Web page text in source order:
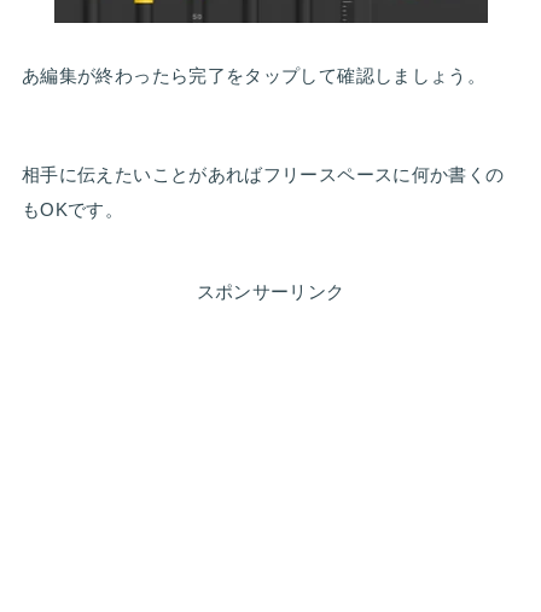
あ編集が終わったら完了をタップして確認しましょう。
相手に伝えたいことがあればフリースペースに何か書くの
もOKです。
スポンサーリンク